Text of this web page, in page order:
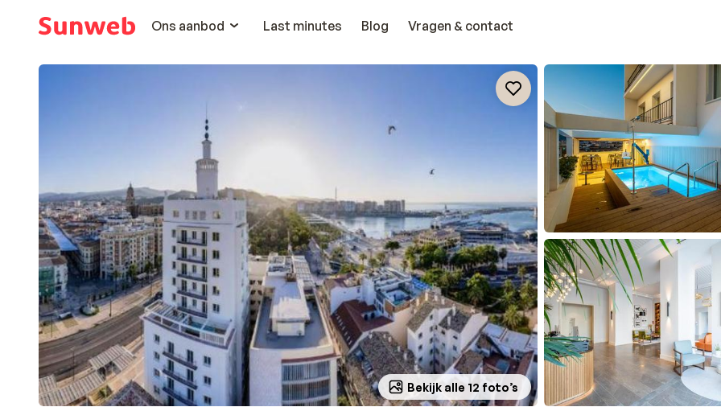
Ons aanbod
Last minutes Blog Vragen & contact
Bekijk alle 12 foto’s